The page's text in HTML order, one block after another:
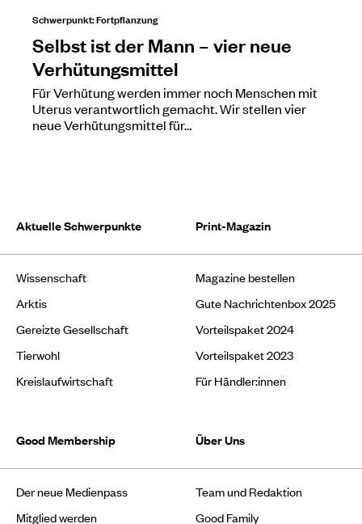
Schwerpunkt: Fortpflanzung
Selbst ist der Mann – vier neue
Verhütungsmittel
Für Verhütung werden immer noch Menschen mit
Uterus verantwortlich gemacht. Wir stellen vier
neue Verhütungsmittel für…
Aktuelle Schwerpunkte
Wissenschaft
Arktis
Gereizte Gesellschaft
Tierwohl
Kreislaufwirtschaft
Print-Magazin
Magazine bestellen
Gute Nachrichtenbox 2025
Vorteilspaket 2024
Vorteilspaket 2023
Für Händler:innen
Good Membership
Der neue Medienpass
Mitglied werden
Über Uns
Team und Redaktion
Good Family